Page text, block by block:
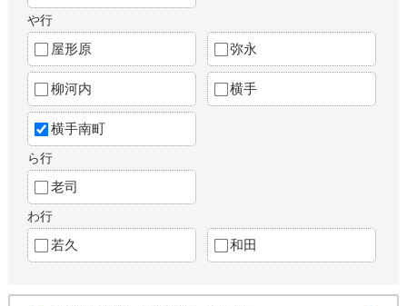
や行
屋形原 弥永
柳河内 横手
横手南町
ら行
老司
わ行
若久 和田